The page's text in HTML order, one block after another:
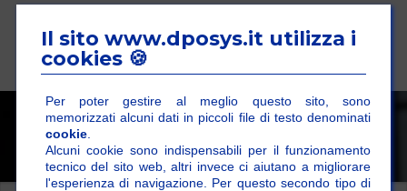
Istruzioni scorrevoli
Il sito www.dposys.it utilizza i
cookies 🍪
Per poter gestire al meglio questo sito, sono
memorizzati alcuni dati in piccoli file di testo denominati
cookie.
Alcuni cookie sono indispensabili per il funzionamento
tecnico del sito web, altri invece ci aiutano a migliorare
l'esperienza di navigazione. Per questo secondo tipo di